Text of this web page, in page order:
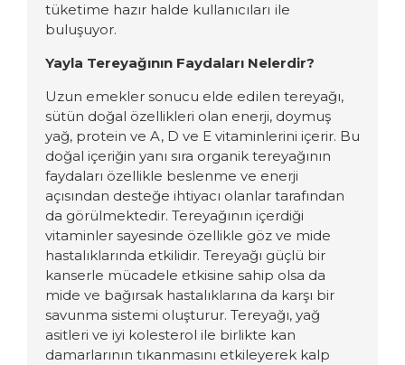
tüketime hazır halde kullanıcıları ile
buluşuyor.
Yayla Tereyağının Faydaları Nelerdir?
Uzun emekler sonucu elde edilen tereyağı,
sütün doğal özellikleri olan enerji, doymuş
yağ, protein ve A, D ve E vitaminlerini içerir. Bu
doğal içeriğin yanı sıra organik tereyağının
faydaları özellikle beslenme ve enerji
açısından desteğe ihtiyacı olanlar tarafından
da görülmektedir. Tereyağının içerdiği
vitaminler sayesinde özellikle göz ve mide
hastalıklarında etkilidir. Tereyağı güçlü bir
kanserle mücadele etkisine sahip olsa da
mide ve bağırsak hastalıklarına da karşı bir
savunma sistemi oluşturur. Tereyağı, yağ
asitleri ve iyi kolesterol ile birlikte kan
damarlarının tıkanmasını etkileyerek kalp